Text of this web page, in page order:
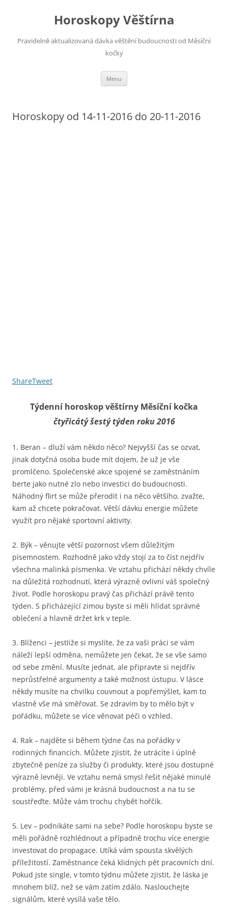
Horoskopy Věštírna
Pravidelně aktualizovaná dávka věštění budoucnosti od Měsíční
kočky
Menu
Horoskopy od 14-11-2016 do 20-11-2016
ShareTweet
Týdenní horoskop věštírny Měsíční kočka
čtyřicátý šestý týden roku 2016
1. Beran – dluží vám někdo něco? Nejvyšší čas se ozvat,
jinak dotyčná osoba bude mít dojem, že už je vše
promlčeno. Společenské akce spojené se zaměstnáním
berte jako nutné zlo nebo investici do budoucnosti.
Náhodný flirt se může přerodit i na něco většího, zvažte,
kam až chcete pokračovat. Větší dávku energie můžete
využít pro nějaké sportovní aktivity.
2. Býk – věnujte větší pozornost všem důležitým
písemnostem. Rozhodně jako vždy stojí za to číst nejdřív
všechna malinká písmenka. Ve vztahu přichází někdy chvíle
na důležitá rozhodnutí, která výrazně ovlivní váš společný
život. Podle horoskopu pravý čas přichází právě tento
týden. S přicházející zimou byste si měli hlídat správné
oblečení a hlavně držet krk v teple.
3. Blíženci – jestliže si myslíte, že za vaši práci se vám
náleží lepší odměna, nemůžete jen čekat, že se vše samo
od sebe změní. Musíte jednat, ale připravte si nejdřív
neprůstřelné argumenty a také možnost ústupu. V lásce
někdy musíte na chvilku couvnout a popřemýšlet, kam to
vlastně vše má směřovat. Se zdravím by to mělo být v
pořádku, můžete se více věnovat péči o vzhled.
4. Rak – najděte si během týdne čas na pořádky v
rodinných financích. Můžete zjistit, že utrácíte i úplně
zbytečně peníze za služby či produkty, které jsou dostupné
výrazně levněji. Ve vztahu nemá smysl řešit nějaké minulé
problémy, před vámi je krásná budoucnost a na tu se
soustřeďte. Může vám trochu chybět hořčík.
5. Lev – podnikáte sami na sebe? Podle horoskopu byste se
měli pořádně rozhlédnout a případně trochu více energie
investovat do propagace. Utíká vám spousta skvělých
příležitostí. Zaměstnance čeká klidných pět pracovních dní.
Pokud jste single, v tomto týdnu můžete zjistit, že láska je
mnohem blíž, než se vám zatím zdálo. Naslouchejte
signálům, které vysílá vaše tělo.